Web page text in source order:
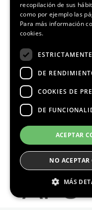
recopilación de sus
como por ejemplo las
Para más información
cookies.
DE
COOKIES DE
DE
ACEPTAR
NO ACEPTAR
MÁS